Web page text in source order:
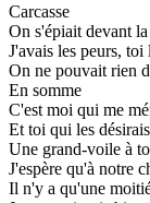
Carcasse
On s'épiait devant
J'avais les peurs, toi
On ne pouvait rien
En somme
C'est moi qui me
Et toi qui les
Une grand-voile à
J'espère qu'à notre
Il n'y a qu'une